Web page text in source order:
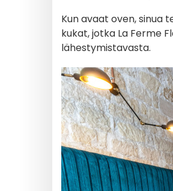
Kun avaat oven, sinua
kukat, jotka La Ferme
lähestymistavasta.